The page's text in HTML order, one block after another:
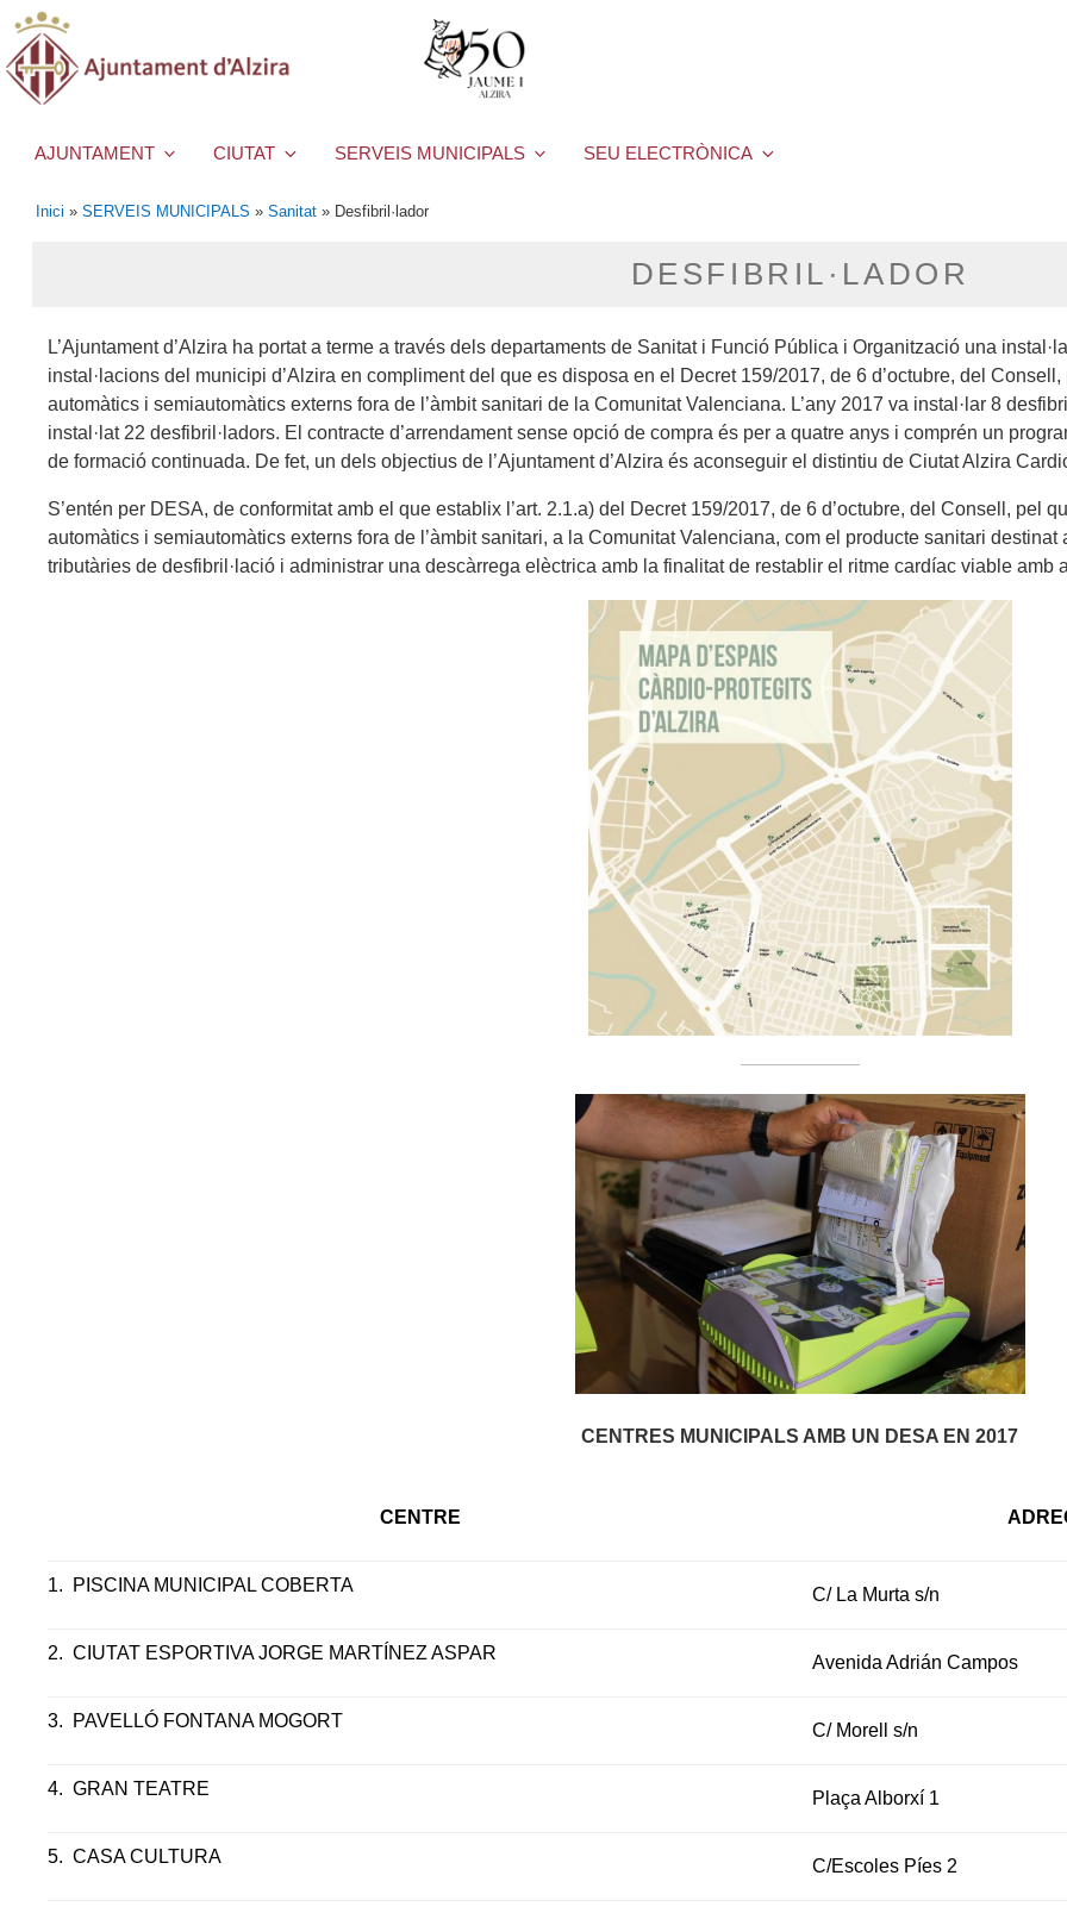
AJUNTAMENT CIUTAT SERVEIS MUNICIPALS SEU ELECTRÒNICA
Inici » SERVEIS MUNICIPALS » Sanitat » Desfibril·lador
DESFIBRIL·LADOR
L’Ajuntament d’Alzira ha portat a terme a través dels departaments de Sanitat i Funció Pública i Organització una
instal·lacions del municipi d’Alzira en compliment del que es disposa en el Decret 159/2017, de 6 d’octubre, del
automàtics i semiautomàtics externs fora de l’àmbit sanitari de la Comunitat Valenciana. L’any 2017 va instal·lar 8
instal·lat 22 desfibril·ladors. El contracte d’arrendament sense opció de compra és per a quatre anys i comprén un
de formació continuada. De fet, un dels objectius de l’Ajuntament d’Alzira és aconseguir el distintiu de Ciutat Alzira
S’entén per DESA, de conformitat amb el que establix l’art. 2.1.a) del Decret 159/2017, de 6 d’octubre, del Consell, pel
automàtics i semiautomàtics externs fora de l’àmbit sanitari, a la Comunitat Valenciana, com el producte sanitari
tributàries de desfibril·lació i administrar una descàrrega elèctrica amb la finalitat de restablir el ritme cardíac viable amb
CENTRES MUNICIPALS AMB UN DESA EN 2017
CENTRE
1. PISCINA MUNICIPAL COBERTA C/ La Murta s/n
2. CIUTAT ESPORTIVA JORGE MARTÍNEZ ASPAR Avenida Adrián Campos
3. PAVELLÓ FONTANA MOGORT C/ Morell s/n
4. GRAN TEATRE Plaça Alborxí 1
5. CASA CULTURA C/Escoles Píes 2